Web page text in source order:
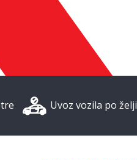
Uvoz vozila po želji